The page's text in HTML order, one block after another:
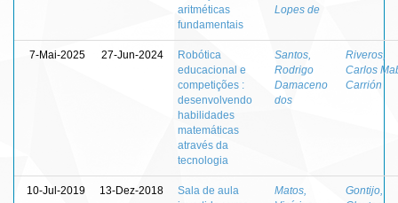
aritméticas
fundamentais
Lopes de
7-Mai-2025 27-Jun-2024
Robótica
educacional e
competições :
desenvolvendo
habilidades
matemáticas
através da
tecnologia
Santos,
Rodrigo
Damaceno
dos
Riveros,
Carlos
Carrión
10-Jul-2019 13-Dez-2018
Sala de aula
Matos,
Gontijo,